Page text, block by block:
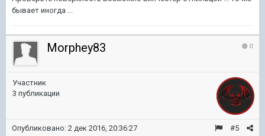
бывает иногда ...
0
Morphey83
Участник
3 публикации
#5
Опубликовано: 2 дек 2016, 20:36:27